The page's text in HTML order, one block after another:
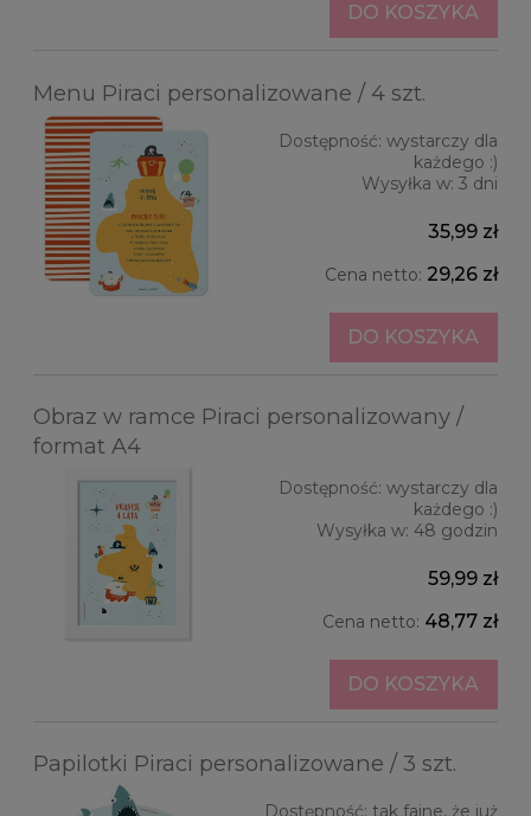
DO KOSZYKA
Menu Piraci personalizowane / 4 szt.
Dostępność: wystarczy dla
każdego :)
Wysyłka w: 3 dni
35,99 zł
Cena netto: 29,26 zł
DO KOSZYKA
Obraz w ramce Piraci personalizowany /
format A4
Dostępność: wystarczy dla
każdego :)
Wysyłka w: 48 godzin
59,99 zł
Cena netto: 48,77 zł
DO KOSZYKA
Papilotki Piraci personalizowane / 3 szt.
Dostępność: tak fajne, że już